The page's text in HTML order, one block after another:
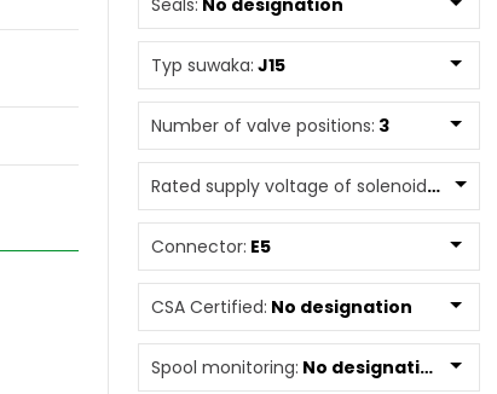
www.powerhydraulics.eu
Engineering for motion
Seals: No designation
Typ suwaka: J15
Number of valve positions: 3
Rated supply voltage of solenoids:
Connector: E5
CSA Certified: No designation
Spool monitoring: No designation